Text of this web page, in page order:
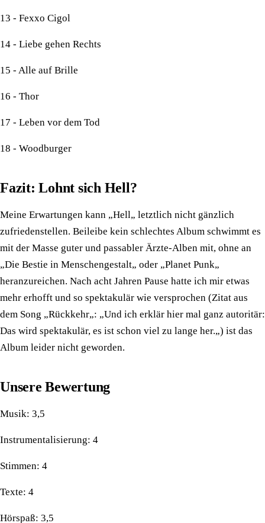
13 - Fexxo Cigol
14 - Liebe gehen Rechts
15 - Alle auf Brille
16 - Thor
17 - Leben vor dem Tod
18 - Woodburger
Fazit: Lohnt sich Hell?
Meine Erwartungen kann „Hell„ letztlich nicht gänzlich
zufriedenstellen. Beileibe kein schlechtes Album schwimmt es
mit der Masse guter und passabler Ärzte-Alben mit, ohne an
„Die Bestie in Menschengestalt„ oder „Planet Punk„
heranzureichen. Nach acht Jahren Pause hatte ich mir etwas
mehr erhofft und so spektakulär wie versprochen (Zitat aus
dem Song „Rückkehr„: „Und ich erklär hier mal ganz autoritär:
Das wird spektakulär, es ist schon viel zu lange her.„) ist das
Album leider nicht geworden.
Unsere Bewertung
Musik: 3,5
Instrumentalisierung: 4
Stimmen: 4
Texte: 4
Hörspaß: 3,5